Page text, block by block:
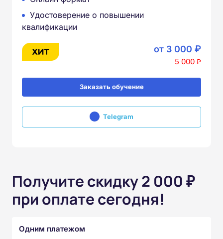
Удостоверение о повышении
квалификации
от 3 000 ₽
5 000 ₽
Заказать обучение
Telegram
Получите скидку 2 000 ₽
при оплате сегодня!
Одним платежом